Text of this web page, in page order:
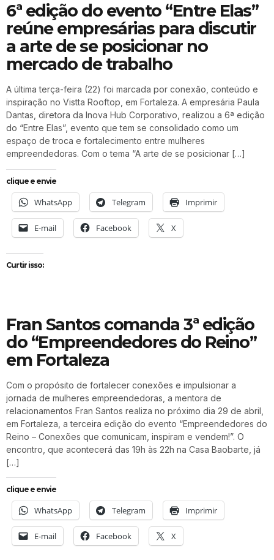
6ª edição do evento “Entre Elas”
reúne empresárias para discutir
a arte de se posicionar no
mercado de trabalho
A última terça-feira (22) foi marcada por conexão, conteúdo e
inspiração no Vistta Rooftop, em Fortaleza. A empresária Paula
Dantas, diretora da Inova Hub Corporativo, realizou a 6ª edição
do “Entre Elas”, evento que tem se consolidado como um
espaço de troca e fortalecimento entre mulheres
empreendedoras. Com o tema “A arte de se posicionar […]
clique e envie
WhatsApp Telegram Imprimir
E-mail Facebook X
Curtir isso:
Fran Santos comanda 3ª edição
do “Empreendedores do Reino”
em Fortaleza
Com o propósito de fortalecer conexões e impulsionar a
jornada de mulheres empreendedoras, a mentora de
relacionamentos Fran Santos realiza no próximo dia 29 de abril,
em Fortaleza, a terceira edição do evento “Empreendedores do
Reino – Conexões que comunicam, inspiram e vendem!”. O
encontro, que acontecerá das 19h às 22h na Casa Baobarte, já
[…]
clique e envie
WhatsApp Telegram Imprimir
E-mail Facebook X